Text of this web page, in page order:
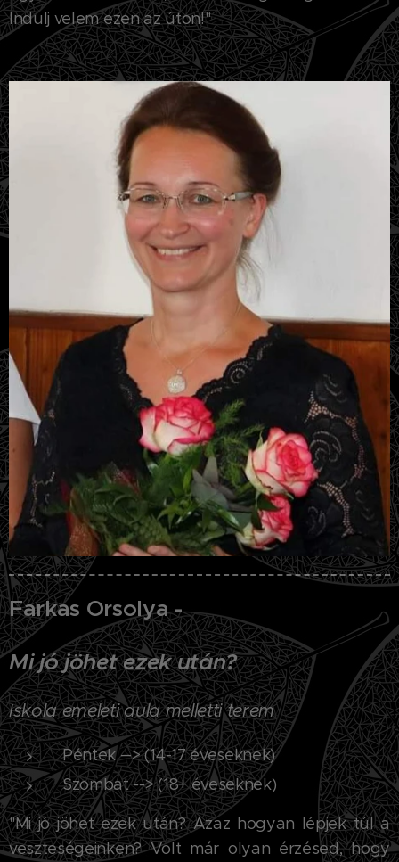
Indulj velem ezen az úton!"
Farkas Orsolya -
Mi jó jöhet ezek után?
Iskola emeleti aula melletti terem
Péntek --> (14-17 éveseknek)
Szombat --> (18+ éveseknek)
"Mi jó jöhet ezek után? Azaz hogyan lépjek túl a
veszteségeinken? Volt már olyan érzésed, hogy